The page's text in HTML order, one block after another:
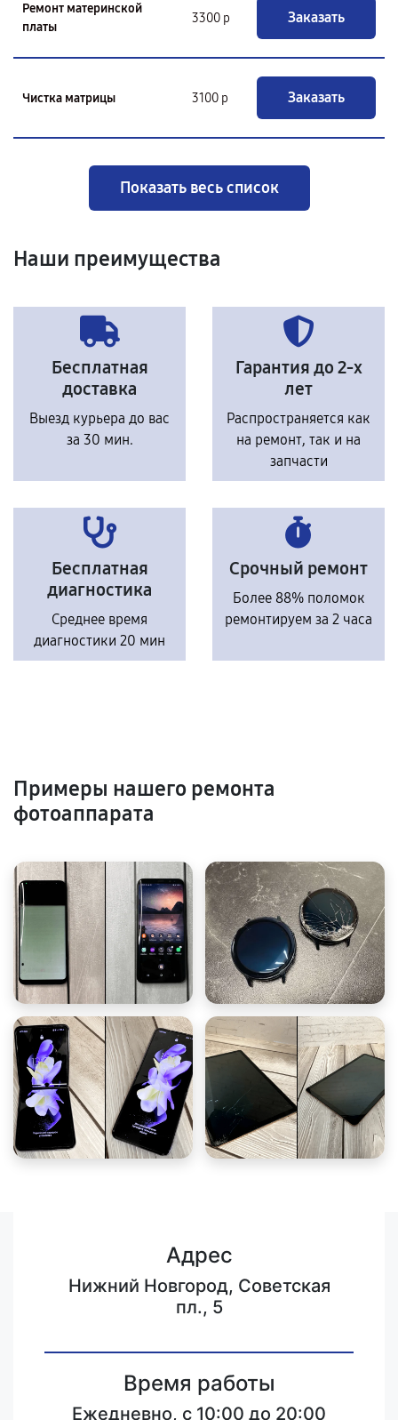
Ремонт материнской
платы
3300 р Заказать
Чистка матрицы 3100 р Заказать
Показать весь список
Наши преимущества
Бесплатная
доставка
Выезд курьера до вас
за 30 мин.
Гарантия до 2-х
лет
Распространяется как
на ремонт, так и на
запчасти
Бесплатная
диагностика
Среднее время
диагностики 20 мин
Срочный ремонт
Более 88% поломок
ремонтируем за 2 часа
Примеры нашего ремонта
фотоаппарата
Адрес
Нижний Новгород, Советская
пл., 5
Время работы
Ежедневно, с 10:00 до 20:00